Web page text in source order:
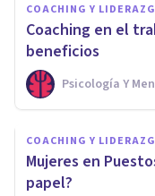
COACHING Y
Coaching en el
beneficios
Psicología Y
COACHING Y
Mujeres en
papel?
Coaching
más que